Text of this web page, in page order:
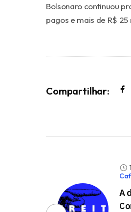
Bolsonaro continuou
pagos e mais de R$
Compartilhar:
A